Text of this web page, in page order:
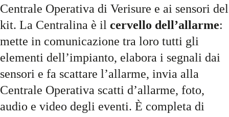
Centrale Operativa di Verisure e ai sensori del
kit. La Centralina è il cervello dell’allarme:
mette in comunicazione tra loro tutti gli
elementi dell’impianto, elabora i segnali dai
sensori e fa scattare l’allarme, invia alla
Centrale Operativa scatti d’allarme, foto,
audio e video degli eventi. È completa di